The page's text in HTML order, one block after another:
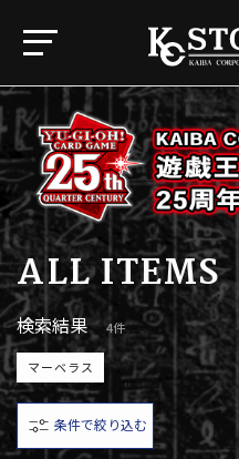
ALL ITEMS
検索結果 4件
マーベラス
条件で絞り込む